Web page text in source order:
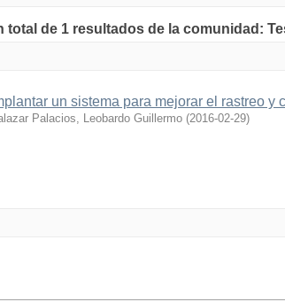
total de 1 resultados de la comunidad:
un sistema para mejorar el rastreo y
Palacios, Leobardo Guillermo (2016-02-29)